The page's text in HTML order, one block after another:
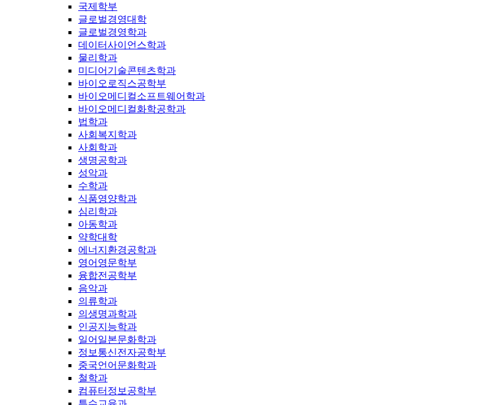
국제학부
글로벌경영대학
글로벌경영학과
데이터사이언스학과
물리학과
미디어기술콘텐츠학과
바이오로직스공학부
바이오메디컬소프트웨어학과
바이오메디컬화학공학과
법학과
사회복지학과
사회학과
생명공학과
성악과
수학과
식품영양학과
심리학과
아동학과
약학대학
에너지환경공학과
영어영문학부
융합전공학부
음악과
의류학과
의생명과학과
인공지능학과
일어일본문화학과
정보통신전자공학부
중국언어문화학과
철학과
컴퓨터정보공학부